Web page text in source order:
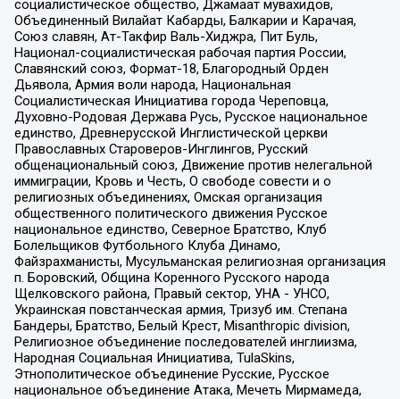
социалистическое общество, Джамаат мувахидов,
Объединенный Вилайат Кабарды, Балкарии и Карачая,
Союз славян, Ат-Такфир Валь-Хиджра, Пит Буль,
Национал-социалистическая рабочая партия России,
Славянский союз, Формат-18, Благородный Орден
Дьявола, Армия воли народа, Национальная
Социалистическая Инициатива города Череповца,
Духовно-Родовая Держава Русь, Русское национальное
единство, Древнерусской Инглистической церкви
Православных Староверов-Инглингов, Русский
общенациональный союз, Движение против нелегальной
иммиграции, Кровь и Честь, О свободе совести и о
религиозных объединениях, Омская организация
общественного политического движения Русское
национальное единство, Северное Братство, Клуб
Болельщиков Футбольного Клуба Динамо,
Файзрахманисты, Мусульманская религиозная организация
п. Боровский, Община Коренного Русского народа
Щелковского района, Правый сектор, УНА - УНСО,
Украинская повстанческая армия, Тризуб им. Степана
Бандеры, Братство, Белый Крест, Misanthropic division,
Религиозное объединение последователей инглиизма,
Народная Социальная Инициатива, TulaSkins,
Этнополитическое объединение Русские, Русское
национальное объединение Атака, Мечеть Мирмамеда,